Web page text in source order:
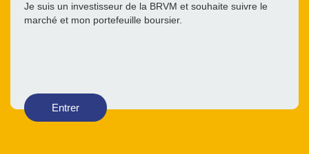
Je suis un investisseur de la BRVM et souhaite suivre le
marché et mon portefeuille boursier.
Entrer